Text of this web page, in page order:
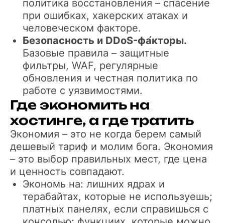
политика восстановления – спасение
при ошибках, хакерских атаках и
человеческом факторе.
Безопасность и DDoS-фа́кторы.
Базовые правила – защитные
фильтры, WAF, регулярные
обновления и честная политика по
работе с уязвимостями.
Где экономить на
хостинге, а где тратить
Экономия – это не когда берем самый
дешевый тариф и молим бога. Экономия
– это выбор правильных мест, где цена
и ценность совпадают.
Экономь на: лишних ядрах и
терабайтах, которые не используешь;
платных панелях, если справишься с